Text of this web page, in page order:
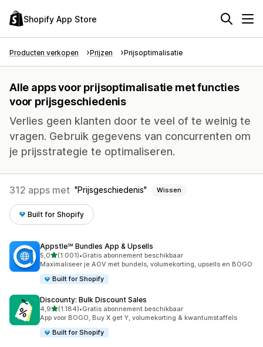
Shopify App Store
Producten verkopen Prijzen Prijsoptimalisatie
Alle apps voor prijsoptimalisatie met functies
voor prijsgeschiedenis
Verlies geen klanten door te veel of te weinig te
vragen. Gebruik gegevens van concurrenten om
je prijsstrategie te optimaliseren.
312 apps met Prijsgeschiedenis Wissen
Built for Shopify
Appstle℠ Bundles App & Upsells
5,0van 5 sterren
(1.001)
1001 recensies in totaal
•Gratis abonnement beschikbaar
Maximaliseer je AOV met bundels, volumekorting, upsells en BOGO
Built for Shopify
Discounty: Bulk Discount Sales
4,9van 5 sterren
(1.184)
1184 recensies in totaal
•Gratis abonnement beschikbaar
App voor BOGO, Buy X get Y, volumekorting & kwantumstaffels
Built for Shopify